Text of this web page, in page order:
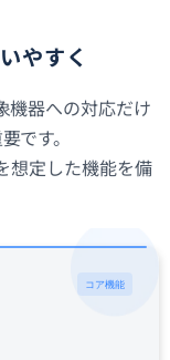
やすく
機器への対応だけ
です。
想定した機能を備
コア機能